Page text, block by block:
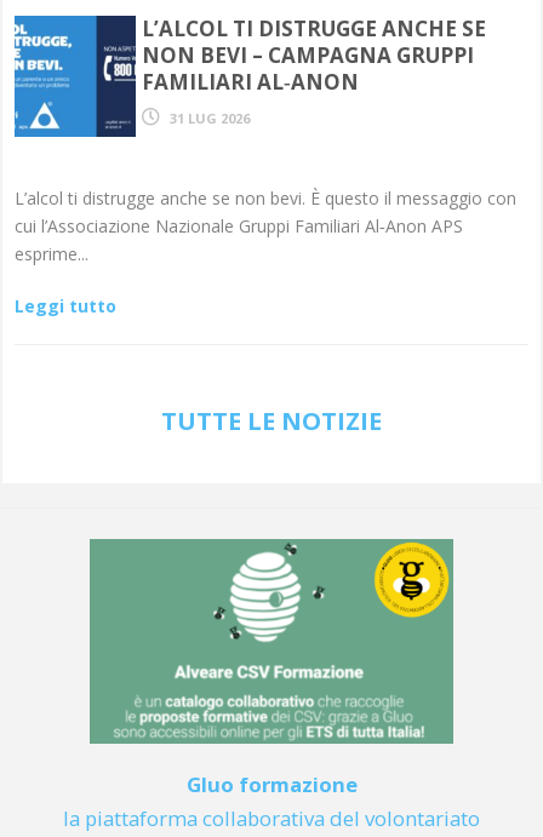
L’ALCOL TI DISTRUGGE ANCHE SE
NON BEVI – CAMPAGNA GRUPPI
FAMILIARI AL‑ANON
31 LUG 2026
L’alcol ti distrugge anche se non bevi. È questo il messaggio con
cui l’Associazione Nazionale Gruppi Familiari Al‑Anon APS
esprime...
Leggi tutto
TUTTE LE NOTIZIE
Gluo formazione
la piattaforma collaborativa del volontariato